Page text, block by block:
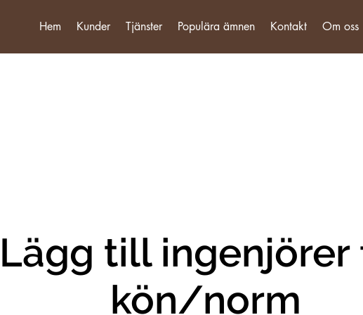
Hem Kunder Tjänster Populära ämnen Kontakt Om oss
Lägg till ingenjörer
kön/norm